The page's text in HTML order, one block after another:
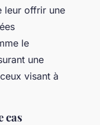
leur offrir une
le
une
visant à
cas